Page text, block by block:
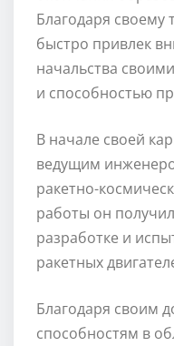
Благодаря своему
быстро привлек
начальства
и способностью
В начале своей
ведущим
ракетно-
работы он
разработке и
ракетных
Благодаря своим
способностям в